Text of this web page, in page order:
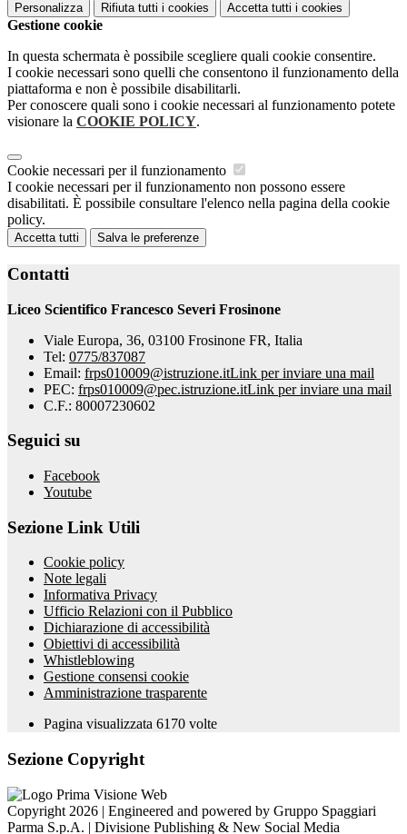
Personalizza Rifiuta tutti i cookies Accetta tutti i cookies
Gestione cookie
In questa schermata è possibile scegliere quali cookie consentire.
I cookie necessari sono quelli che consentono il funzionamento della
piattaforma e non è possibile disabilitarli.
Per conoscere quali sono i cookie necessari al funzionamento potete
visionare la COOKIE POLICY.
Cookie necessari per il funzionamento
I cookie necessari per il funzionamento non possono essere
disabilitati. È possibile consultare l'elenco nella pagina della cookie
policy.
Accetta tutti Salva le preferenze
Contatti
Liceo Scientifico Francesco Severi Frosinone
Viale Europa, 36, 03100 Frosinone FR, Italia
Tel: 0775/837087
Email: frps010009@istruzione.itLink per inviare una mail
PEC: frps010009@pec.istruzione.itLink per inviare una mail
C.F.: 80007230602
Seguici su
Facebook
Youtube
Sezione Link Utili
Cookie policy
Note legali
Informativa Privacy
Ufficio Relazioni con il Pubblico
Dichiarazione di accessibilità
Obiettivi di accessibilità
Whistleblowing
Gestione consensi cookie
Amministrazione trasparente
Pagina visualizzata 6170 volte
Sezione Copyright
Copyright 2026 | Engineered and powered by Gruppo Spaggiari
Parma S.p.A. | Divisione Publishing & New Social Media